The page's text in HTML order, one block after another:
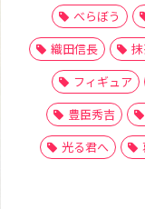
べらぼう
織田信長
フィギュア
豊臣秀吉
光る君へ